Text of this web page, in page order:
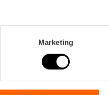
Marketing